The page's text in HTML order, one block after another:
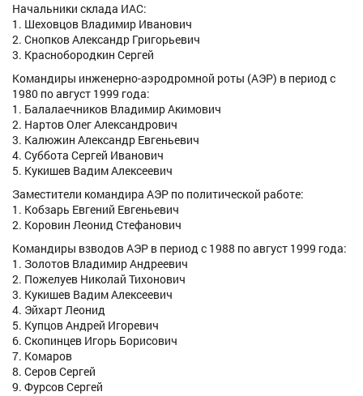
Начальники склада ИАС:
1. Шеховцов Владимир Иванович
2. Снопков Александр Григорьевич
3. Краснобородкин Сергей
Командиры инженерно-аэродромной роты (АЭР) в период с
1980 по август 1999 года:
1. Балалаечников Владимир Акимович
2. Нартов Олег Александрович
3. Калюжин Александр Евгеньевич
4. Суббота Сергей Иванович
5. Кукишев Вадим Алексеевич
Заместители командира АЭР по политической работе:
1. Кобзарь Евгений Евгеньевич
2. Коровин Леонид Стефанович
Командиры взводов АЭР в период с 1988 по август 1999 года:
1. Золотов Владимир Андреевич
2. Пожелуев Николай Тихонович
3. Кукишев Вадим Алексеевич
4. Эйхарт Леонид
5. Купцов Андрей Игоревич
6. Скопинцев Игорь Борисович
7. Комаров
8. Серов Сергей
9. Фурсов Сергей